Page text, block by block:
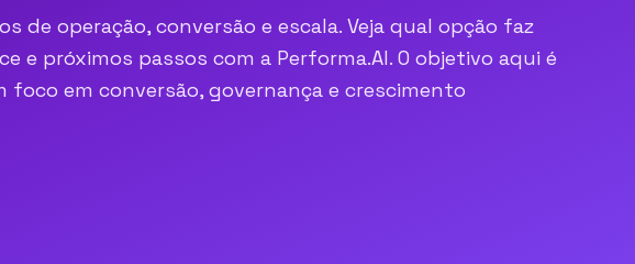
de operação, conversão e escala. Veja qual opção faz
e próximos passos com a Performa.AI. O objetivo aqui é
foco em conversão, governança e crescimento